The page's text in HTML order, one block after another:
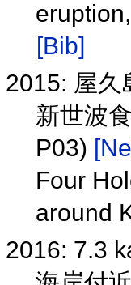
[Bib]
2015: 屋
新世波
P03)
Four
around
2016: 7.3